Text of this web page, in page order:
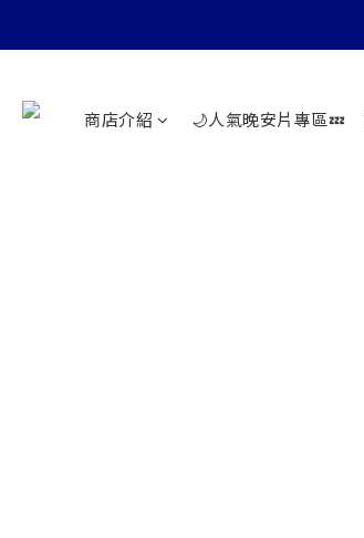
商店介紹 🌙人氣晚安片專區💤